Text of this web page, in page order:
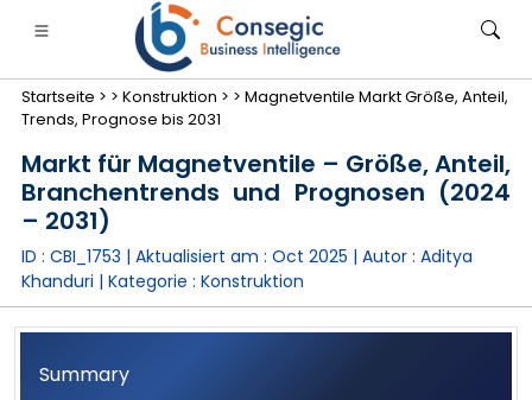
Finanzdienstleistungen und Versicherungen
• Fallstudien
Startseite > > Konstruktion > > Magnetventile Markt Größe, Anteil,
Trends, Prognose bis 2031
Markt für Magnetventile – Größe, Anteil,
Branchentrends und Prognosen (2024
– 2031)
ID : CBI_1753 | Aktualisiert am : Oct 2025 | Autor : Aditya
Khanduri | Kategorie : Konstruktion
Summary